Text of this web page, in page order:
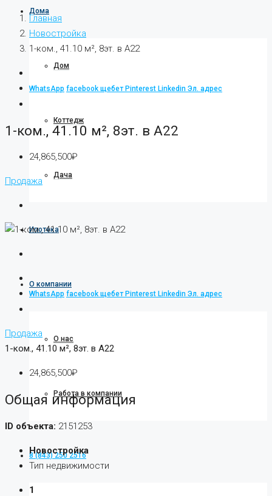
Дома
Дом
Коттедж
Дача
Ипотека
О компании
О нас
Работа в компании
8 (843) 250 2516
Главная
Новостройка
1-ком., 41.10 м², 8эт. в А22
WhatsApp facebook щебет Pinterest Linkedin Эл. адрес
1-ком., 41.10 м², 8эт. в А22
24,865,500₽
Продажа
WhatsApp facebook щебет Pinterest Linkedin Эл. адрес
Продажа
1-ком., 41.10 м², 8эт. в А22
24,865,500₽
Общая информация
ID объекта: 2151253
Новостройка
Тип недвижимости
1